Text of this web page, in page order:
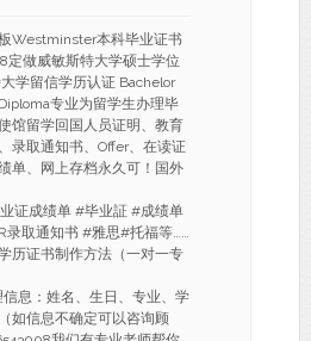
Westminster本科毕业证书
定做威敏斯特大学硕士学位
学留信学历认证 Bachelor
专业为留学生办理毕
馆留学回国人员证明、教育
录取通知书、Offer、在读证
单、网上存档永久可！国外
证成绩单 #毕业証 #成绩单
录取通知书 #雅思#托福等……
历证书制作方法（一对一专
息：姓名、生日、专业、学
如信息不确定可以咨询顾